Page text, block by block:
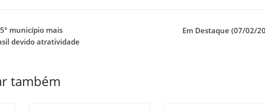
município mais
devido atratividade
Em Destaque (07/02/
também